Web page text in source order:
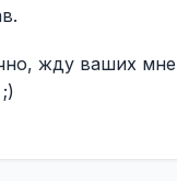
жду ваших